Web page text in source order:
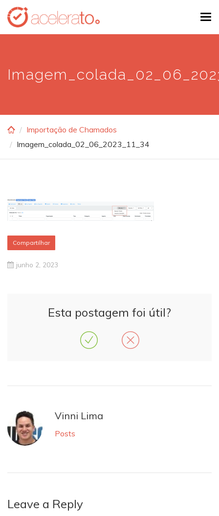
Skip
main
Importação de Chamados
Imagem_colada_02_06_2023_11_34
Compartilhar
junho 2, 2023
Esta postagem foi útil?
Vinni Lima
Posts
Leave a Reply